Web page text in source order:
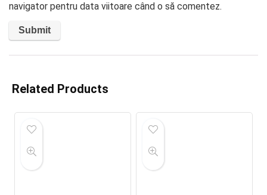
navigator pentru data viitoare când o să comentez.
Related Products